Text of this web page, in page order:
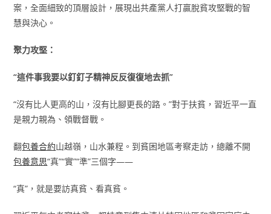
案，全面細致的頂層設計，展現出共產黨人打贏脫貧攻堅戰的智
慧與決心。
聚力攻堅：
“這件事我要以釘釘子精神反反復復地去抓”
“沒有比人更高的山，沒有比腳更長的路。”對于扶貧，習近平一直
是親力親為、領戰督戰。
翻包養合約山越嶺，山水兼程。到貧困地區考察走訪，總離不開
包養意思“真”“實”“準”三個字——
“真”，就是要訪真貧、看真貧。